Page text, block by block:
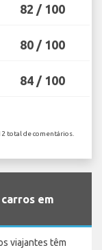
82 / 100
80 / 100
84 / 100
total de comentários.
em
viajantes têm